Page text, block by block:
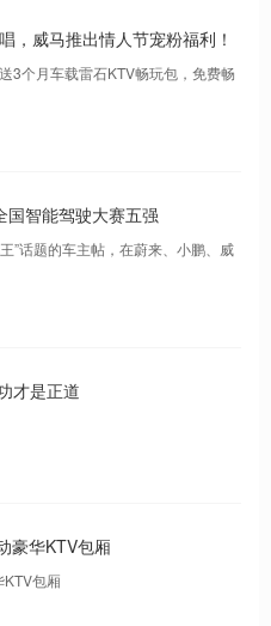
，威马推出情人节宠粉福利！
3个月车载雷石KTV畅玩包，免费畅
国智能驾驶大赛五强
”话题的车主帖，在蔚来、小鹏、威
才是正道
豪华KTV包厢
包厢